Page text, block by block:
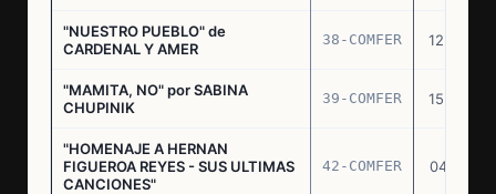
"NUESTRO PUEBLO" de
CARDENAL Y AMER
38-COMFER 12.10.76
"MAMITA, NO" por SABINA
CHUPINIK
39-COMFER 15.10.76
"HOMENAJE A HERNAN
FIGUEROA REYES - SUS ULTIMAS
CANCIONES"
42-COMFER 04.11.76